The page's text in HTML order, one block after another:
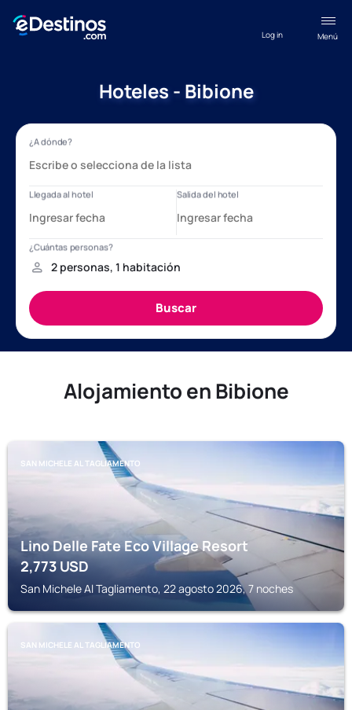
Menú
Log in
Hoteles - Bibione
Alojamiento en Bibione
SAN MICHELE AL TAGLIAMENTO
Lino Delle Fate Eco Village Resort
2,773 USD
San Michele Al Tagliamento, 22 agosto 2026, 7 noches
SAN MICHELE AL TAGLIAMENTO